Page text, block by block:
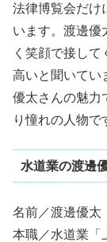
法律博覧会だけ
います。渡邊優
く笑顔で接し
高いと聞いてい
優太さんの魅力
り憧れの人物で
水道業の渡邊
名前／渡邊優太
本職／水道業「